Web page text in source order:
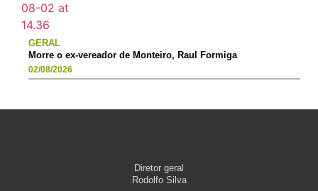
GERAL
Morre o ex-vereador de Monteiro, Raul Formiga
02/08/2026
Diretor geral
Rodolfo Silva